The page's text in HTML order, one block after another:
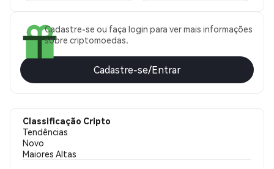
Cadastre-se ou faça login para ver mais informações
sobre criptomoedas.
Cadastre-se/Entrar
Classificação Cripto
Tendências
Novo
Maiores Altas